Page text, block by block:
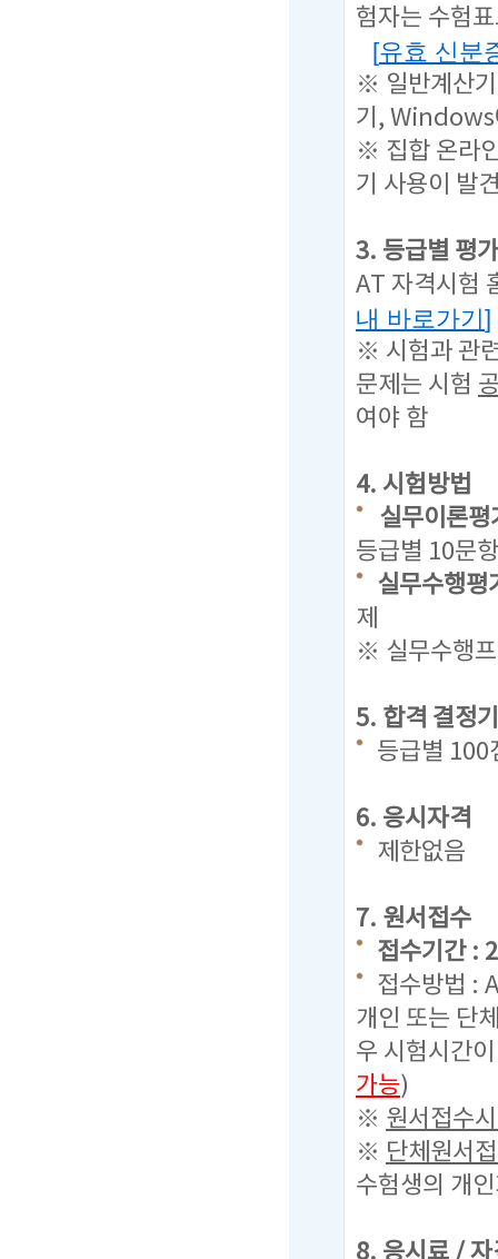
험자는 수험
[유효 신분
※ 일반계산기
기, Windows
※ 집합 온라
기 사용이 발
3. 등급별 평
AT 자격시험
내 바로가기]
※ 시험과 관
문제는 시험
여야 함
4. 시험방법
실무이론
등급별 10문
실무수행
제
※ 실무수행
5. 합격 결정
등급별 100
6. 응시자격
제한없음
7. 원서접수
접수기간 :
접수방법 :
개인 또는 단
우 시험시간
가능)
※ 원서접수
※ 단체원서
수험생의 개
8. 응시료 /